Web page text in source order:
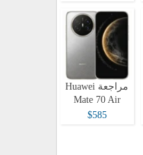
مراجعة Huawei
Mate 70 Air
$585